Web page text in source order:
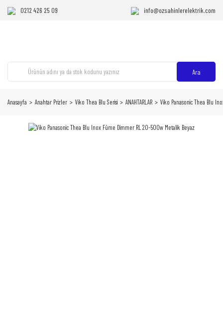
0212 426 25 09 info@ozsahinlerelektrik.com
Ara
Anasayfa Anahtar Prizler Viko Thea Blu Serisi ANAHTARLAR Viko Panasonic Thea Blu